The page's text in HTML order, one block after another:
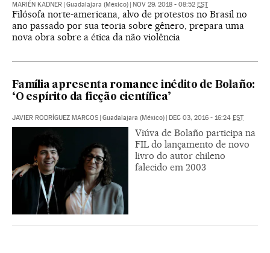
MARIÉN KADNER Guadalajara (México) NOV 29, 2018 - 08:52 EST
Filósofa norte-americana, alvo de protestos no Brasil no
ano passado por sua teoria sobre gênero, prepara uma
nova obra sobre a ética da não violência
Família apresenta romance inédito de Bolaño:
‘O espírito da ficção científica’
JAVIER RODRÍGUEZ MARCOS Guadalajara (México) DEC 03, 2016 - 16:24 EST
Viúva de Bolaño participa na
FIL do lançamento de novo
livro do autor chileno
falecido em 2003